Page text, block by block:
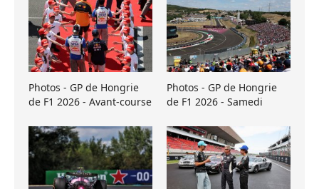
Photos - GP de Hongrie
de F1 2026 - Avant-course
Photos - GP de Hongrie
de F1 2026 - Samedi